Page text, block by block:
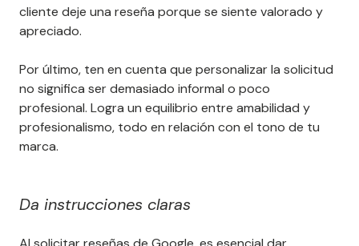
cliente deje una reseña porque se siente valorado y
apreciado.
Por último, ten en cuenta que personalizar la solicitud
no significa ser demasiado informal o poco
profesional. Logra un equilibrio entre amabilidad y
profesionalismo, todo en relación con el tono de tu
marca.
Da instrucciones claras